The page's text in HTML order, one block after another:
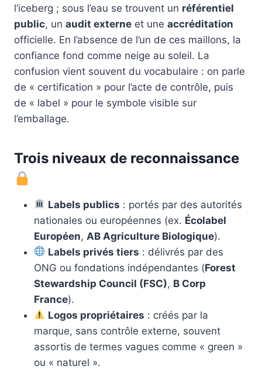
l’iceberg ; sous l’eau se trouvent un référentiel
public, un audit externe et une accréditation
officielle. En l’absence de l’un de ces maillons, la
confiance fond comme neige au soleil. La
confusion vient souvent du vocabulaire : on parle
de « certification » pour l’acte de contrôle, puis
de « label » pour le symbole visible sur
l’emballage.
Trois niveaux de reconnaissance
Labels publics : portés par des autorités
nationales ou européennes (ex. Écolabel
Européen, AB Agriculture Biologique).
Labels privés tiers : délivrés par des
ONG ou fondations indépendantes (Forest
Stewardship Council (FSC), B Corp
France).
Logos propriétaires : créés par la
marque, sans contrôle externe, souvent
assortis de termes vagues comme « green »
ou « naturel ».